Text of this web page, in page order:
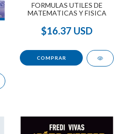
FORMULAS UTILES DE
MATEMATICAS Y FISICA
$16.37 USD